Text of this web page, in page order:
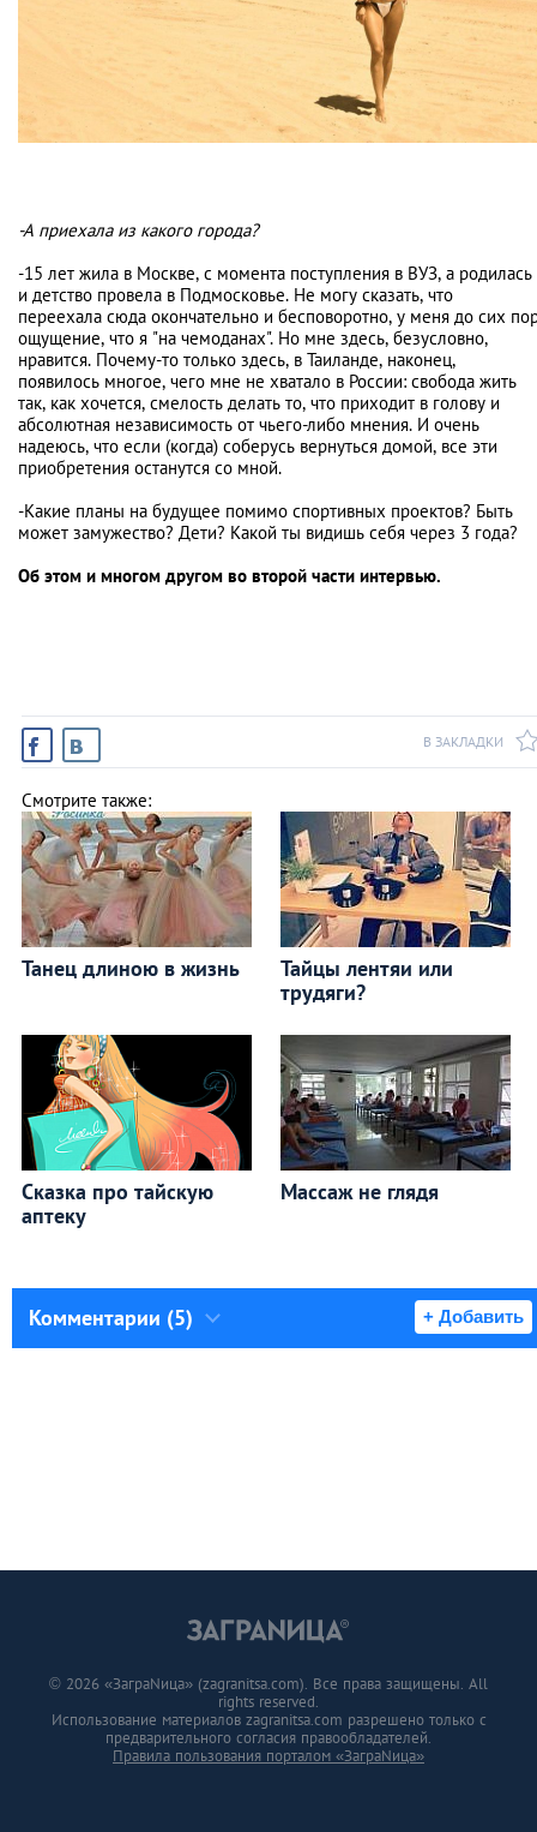
-А приехала из какого города?
-15 лет жила в Москве, с момента поступления в ВУЗ, а родилась
и детство провела в Подмосковье. Не могу сказать, что
переехала сюда окончательно и бесповоротно, у меня до сих
ощущение, что я "на чемоданах". Но мне здесь, безусловно,
нравится. Почему-то только здесь, в Таиланде, наконец,
появилось многое, чего мне не хватало в России: свобода жить
так, как хочется, смелость делать то, что приходит в голову и
абсолютная независимость от чьего-либо мнения. И очень
надеюсь, что если (когда) соберусь вернуться домой, все эти
приобретения останутся со мной.
-Какие планы на будущее помимо спортивных проектов? Быть
может замужество? Дети? Какой ты видишь себя через 3 года?
Об этом и многом другом во второй части интервью.
В ЗАКЛАДКИ
Смотрите также:
Танец длиною в жизнь
Тайцы лентяи или
трудяги?
Сказка про тайскую
аптеку
Массаж не глядя
Комментарии (5) + Добавить
© 2026 «ЗаграNица» (zagranitsa.com). Все права защищены. All
rights reserved.
Использование материалов zagranitsa.com разрешено только с
предварительного согласия правообладателей.
Правила пользования порталом «ЗаграNица»